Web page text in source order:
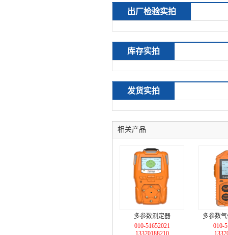
出厂检验实拍
库存实拍
发货实拍
相关产品
多参数测定器
010-51652021
13370188210
多参数
款
010-